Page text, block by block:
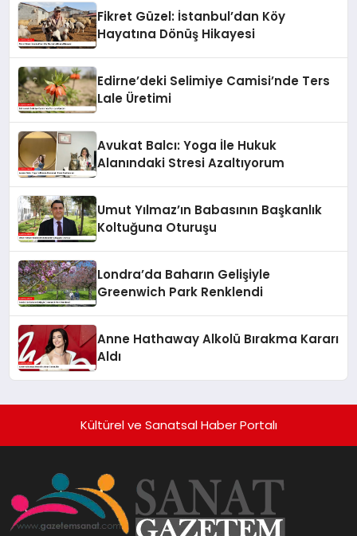
Fikret Güzel: İstanbul’dan Köy
Hayatına Dönüş Hikayesi
Edirne’deki Selimiye Camisi’nde Ters
Lale Üretimi
Avukat Balcı: Yoga İle Hukuk
Alanındaki Stresi Azaltıyorum
Umut Yılmaz’ın Babasının Başkanlık
Koltuğuna Oturuşu
Londra’da Baharın Gelişiyle
Greenwich Park Renklendi
Anne Hathaway Alkolü Bırakma Kararı
Aldı
Kültürel ve Sanatsal Haber Portalı